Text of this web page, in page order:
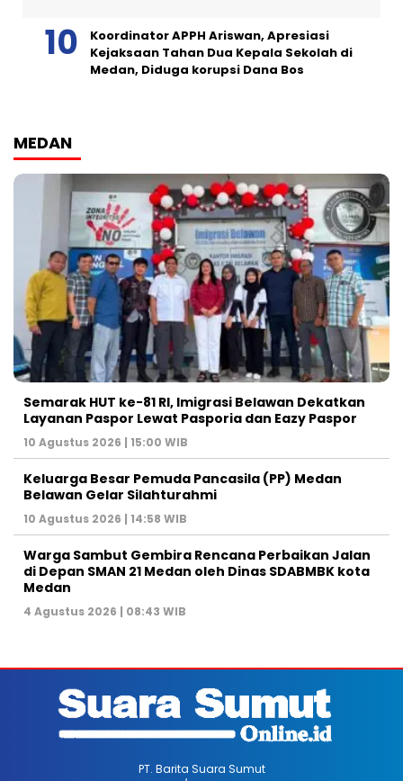
Koordinator APPH Ariswan, Apresiasi
Kejaksaan Tahan Dua Kepala Sekolah di
Medan, Diduga korupsi Dana Bos
MEDAN
Semarak HUT ke-81 RI, Imigrasi Belawan Dekatkan
Layanan Paspor Lewat Pasporia dan Eazy Paspor
10 Agustus 2026 | 15:00 WIB
Keluarga Besar Pemuda Pancasila (PP) Medan
Belawan Gelar Silahturahmi
10 Agustus 2026 | 14:58 WIB
Warga Sambut Gembira Rencana Perbaikan Jalan
di Depan SMAN 21 Medan oleh Dinas SDABMBK kota
Medan
4 Agustus 2026 | 08:43 WIB
PT. Barita Suara Sumut